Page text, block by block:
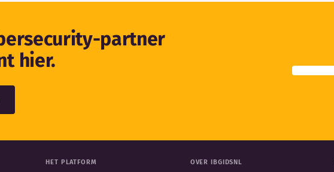
partner
hier.
HET PLATFORM OVER IBGIDSNL